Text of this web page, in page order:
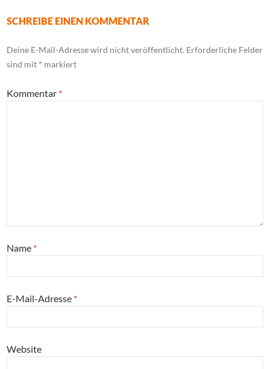
SCHREIBE EINEN KOMMENTAR
Deine E-Mail-Adresse wird nicht veröffentlicht. Erforderliche Felder
sind mit * markiert
Kommentar *
Name *
E-Mail-Adresse *
Website